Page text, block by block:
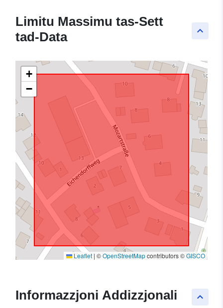
keyboard_arrow_up
Limitu Massimu tas-Sett
tad-Data
+
−
Leaflet | ©OpenStreetMapcontributors ©GISCO
keyboard_arrow_up
Informazzjoni Addizzjonali